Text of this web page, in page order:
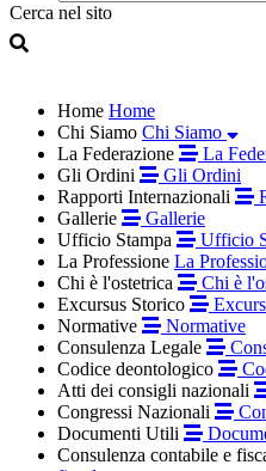
Cerca nel sito
Home Home
Chi Siamo Chi Siamo
La Federazione
La
Gli Ordini
Gli Ordini
Rapporti Internazionali
Gallerie
Gallerie
Ufficio Stampa
Ufficio
La Professione La
Chi è l'ostetrica
Chi è
Excursus Storico
Normative
Normative
Consulenza Legale
Codice deontologico
Atti dei consigli nazionali
Congressi Nazionali
Documenti Utili
Consulenza contabile e